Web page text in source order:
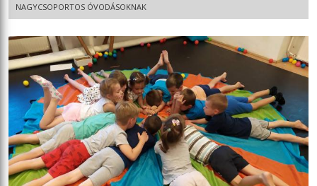
NAGYCSOPORTOS ÓVODÁSOKNAK